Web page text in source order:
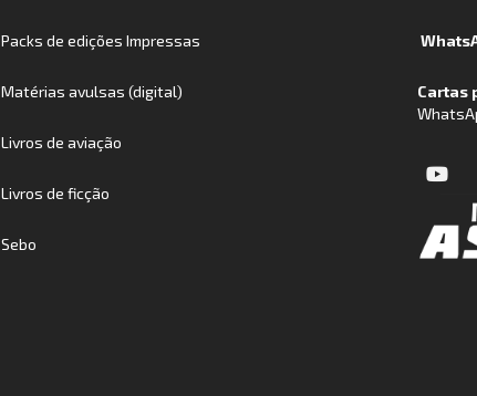
Packs de edições Impressas
Matérias avulsas (digital)
Livros de aviação
Livros de ficção
Sebo
Cartas